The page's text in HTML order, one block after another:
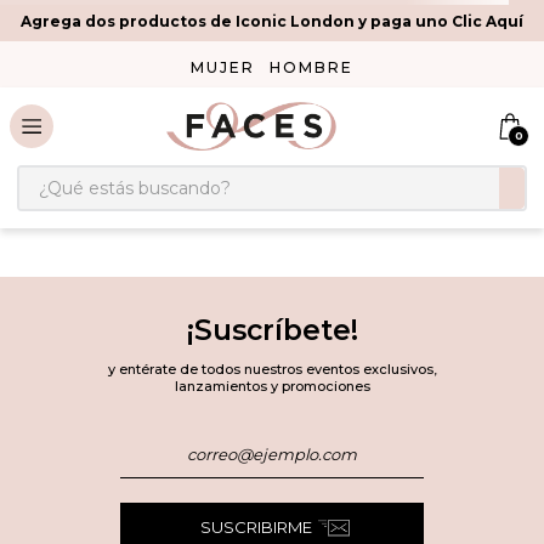
Agrega dos productos de Iconic London y paga uno Clic Aquí
MUJER HOMBRE
0
¿Qué estás buscando?
¡Suscríbete!
y entérate de todos nuestros eventos exclusivos,
lanzamientos y promociones
SUSCRIBIRME